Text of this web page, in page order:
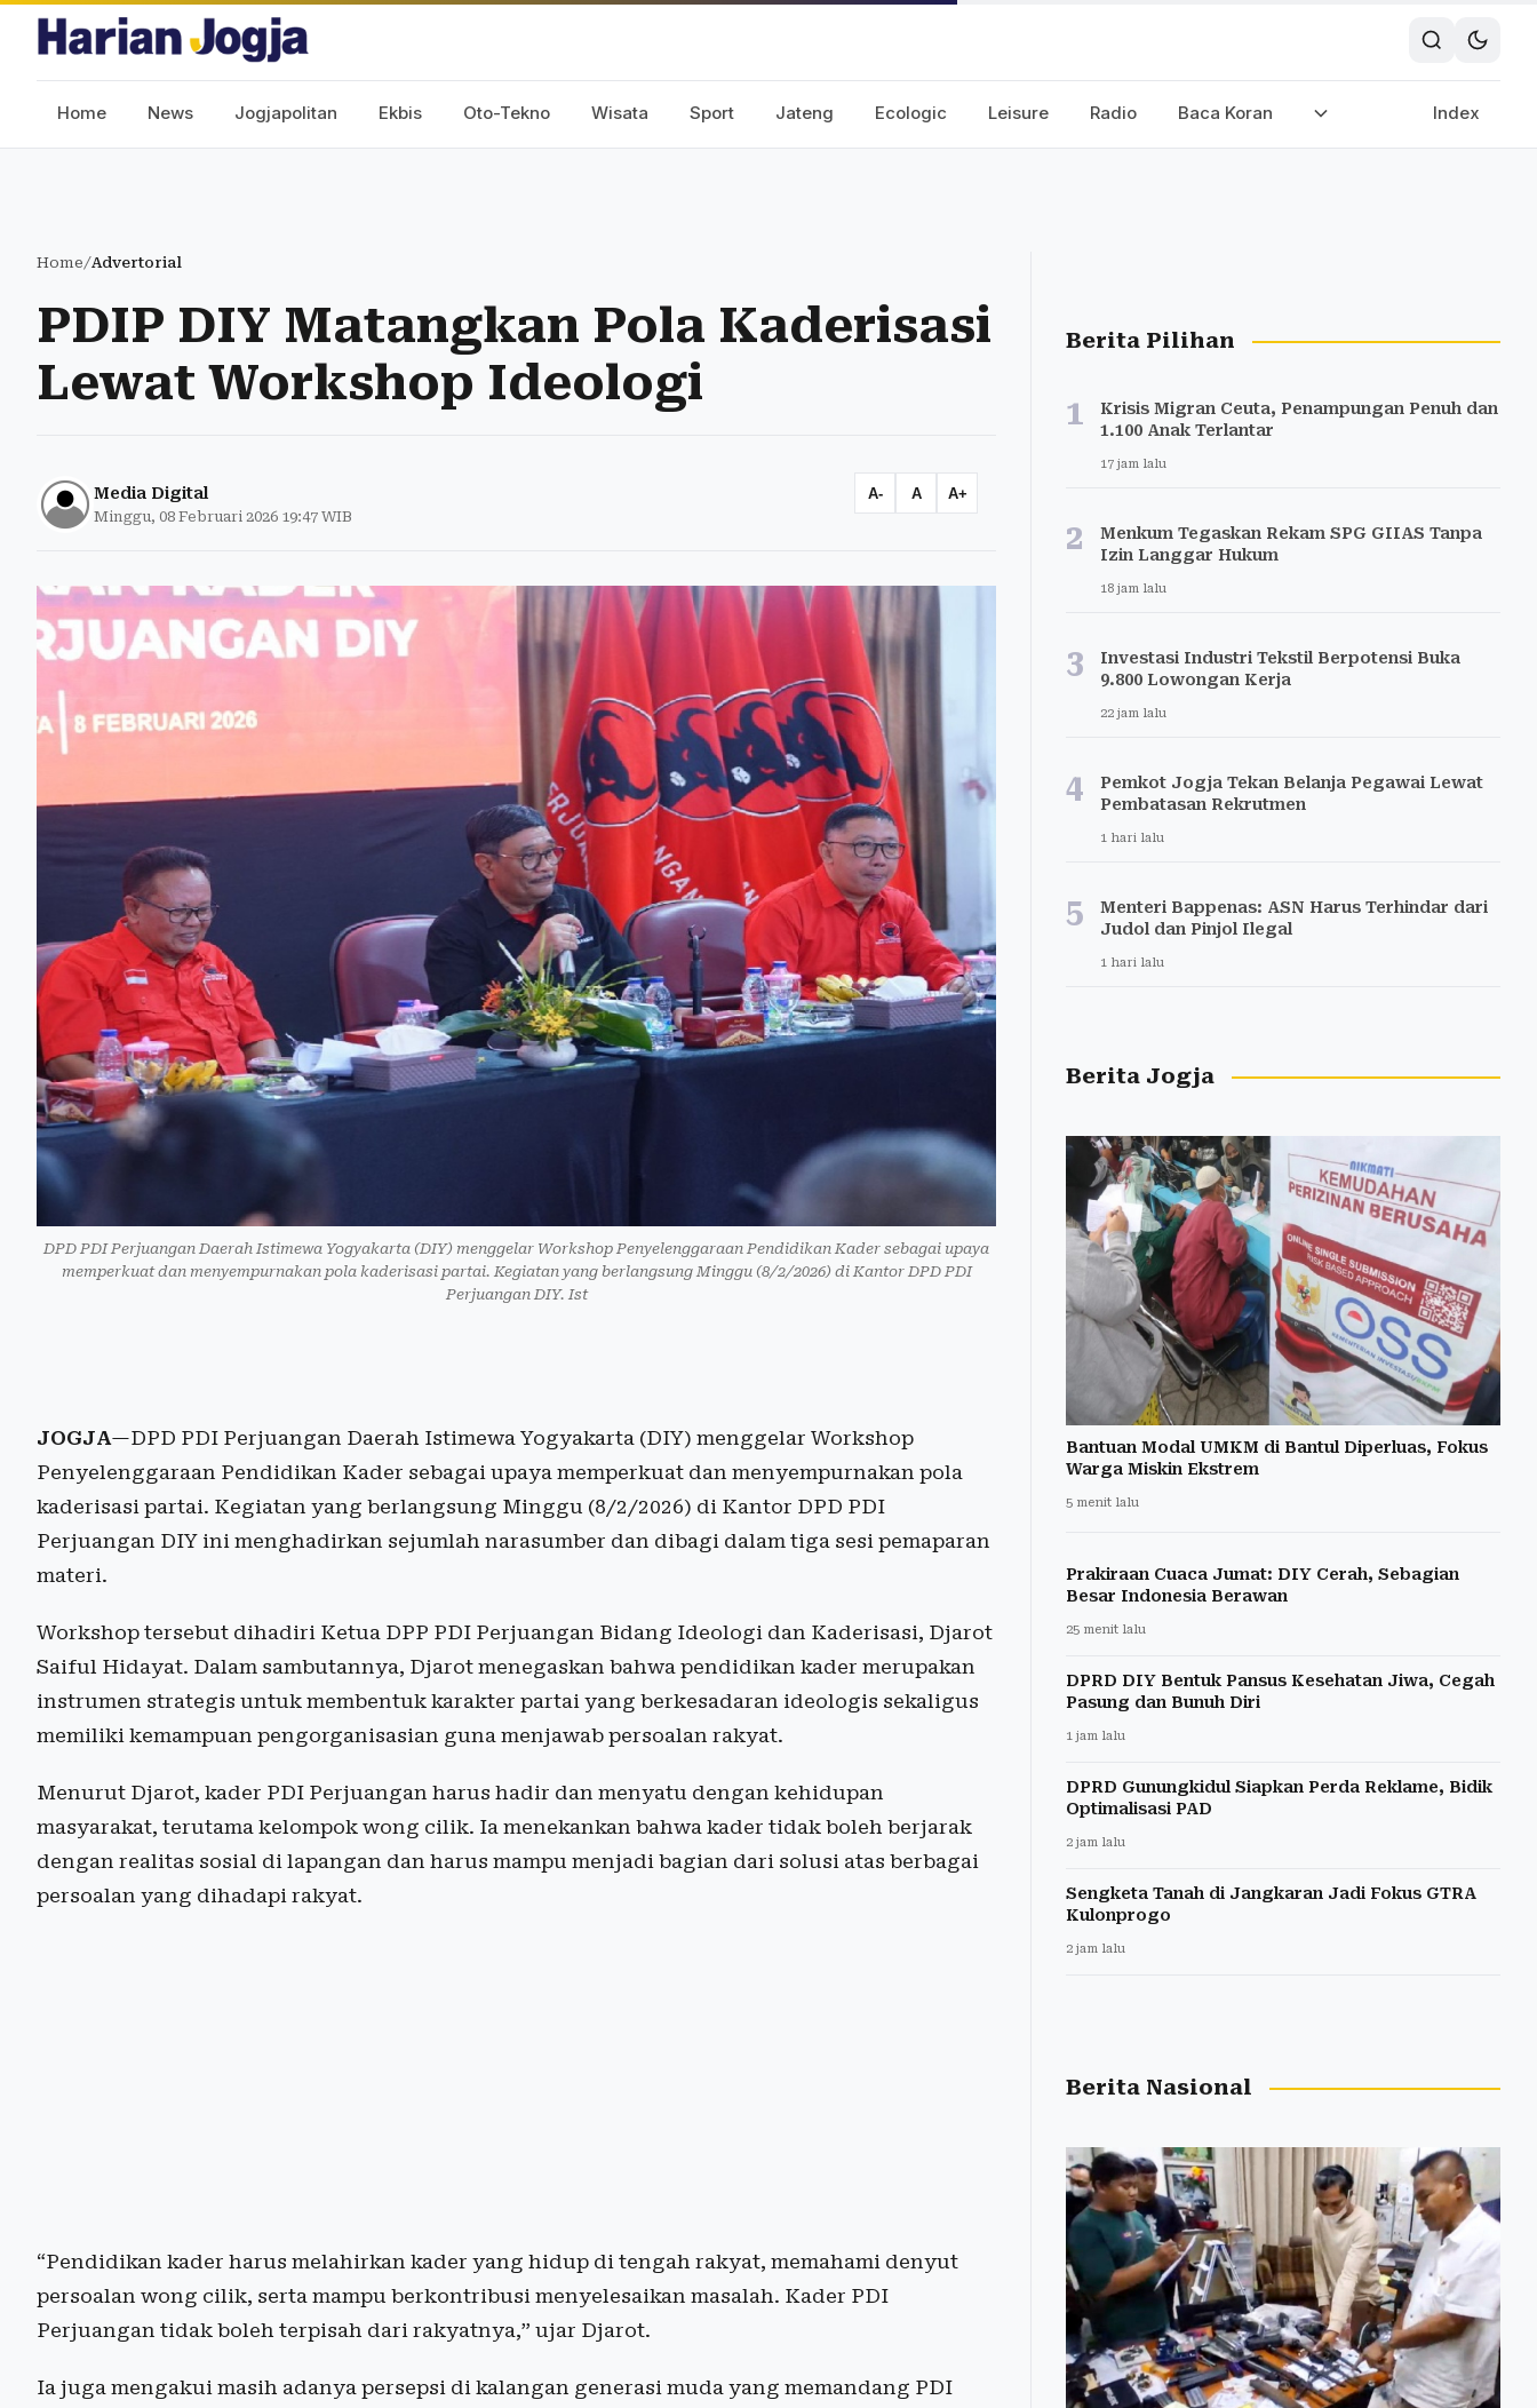
Home News Jogjapolitan Ekbis Oto-Tekno Wisata Sport Jateng Ecologic Leisure Radio Baca Koran Index
Home/Advertorial
PDIP DIY Matangkan Pola Kaderisasi
Lewat Workshop Ideologi
Media Digital
Minggu, 08 Februari 2026 19:47 WIB
A- A A+
DPD PDI Perjuangan Daerah Istimewa Yogyakarta (DIY) menggelar Workshop Penyelenggaraan Pendidikan Kader sebagai upaya
memperkuat dan menyempurnakan pola kaderisasi partai. Kegiatan yang berlangsung Minggu (8/2/2026) di Kantor DPD PDI
Perjuangan DIY. Ist
JOGJA—DPD PDI Perjuangan Daerah Istimewa Yogyakarta (DIY) menggelar Workshop
Penyelenggaraan Pendidikan Kader sebagai upaya memperkuat dan menyempurnakan pola
kaderisasi partai. Kegiatan yang berlangsung Minggu (8/2/2026) di Kantor DPD PDI
Perjuangan DIY ini menghadirkan sejumlah narasumber dan dibagi dalam tiga sesi pemaparan
materi.
Workshop tersebut dihadiri Ketua DPP PDI Perjuangan Bidang Ideologi dan Kaderisasi, Djarot
Saiful Hidayat. Dalam sambutannya, Djarot menegaskan bahwa pendidikan kader merupakan
instrumen strategis untuk membentuk karakter partai yang berkesadaran ideologis sekaligus
memiliki kemampuan pengorganisasian guna menjawab persoalan rakyat.
Menurut Djarot, kader PDI Perjuangan harus hadir dan menyatu dengan kehidupan
masyarakat, terutama kelompok wong cilik. Ia menekankan bahwa kader tidak boleh berjarak
dengan realitas sosial di lapangan dan harus mampu menjadi bagian dari solusi atas berbagai
persoalan yang dihadapi rakyat.
“Pendidikan kader harus melahirkan kader yang hidup di tengah rakyat, memahami denyut
persoalan wong cilik, serta mampu berkontribusi menyelesaikan masalah. Kader PDI
Perjuangan tidak boleh terpisah dari rakyatnya,” ujar Djarot.
Ia juga mengakui masih adanya persepsi di kalangan generasi muda yang memandang PDI
Berita Pilihan
1
Krisis Migran Ceuta, Penampungan Penuh dan
1.100 Anak Terlantar
17 jam lalu
2
Menkum Tegaskan Rekam SPG GIIAS Tanpa
Izin Langgar Hukum
18 jam lalu
3
Investasi Industri Tekstil Berpotensi Buka
9.800 Lowongan Kerja
22 jam lalu
4
Pemkot Jogja Tekan Belanja Pegawai Lewat
Pembatasan Rekrutmen
1 hari lalu
5
Menteri Bappenas: ASN Harus Terhindar dari
Judol dan Pinjol Ilegal
1 hari lalu
Berita Jogja
Bantuan Modal UMKM di Bantul Diperluas, Fokus
Warga Miskin Ekstrem
5 menit lalu
Prakiraan Cuaca Jumat: DIY Cerah, Sebagian
Besar Indonesia Berawan
25 menit lalu
DPRD DIY Bentuk Pansus Kesehatan Jiwa, Cegah
Pasung dan Bunuh Diri
1 jam lalu
DPRD Gunungkidul Siapkan Perda Reklame, Bidik
Optimalisasi PAD
2 jam lalu
Sengketa Tanah di Jangkaran Jadi Fokus GTRA
Kulonprogo
2 jam lalu
Berita Nasional